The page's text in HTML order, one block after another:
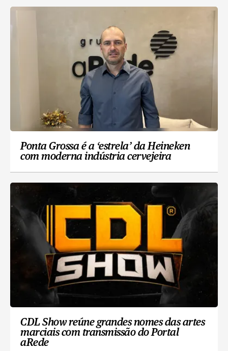
Ponta Grossa é a ‘estrela’ da Heineken
com moderna indústria cervejeira
CDL Show reúne grandes nomes das artes
marciais com transmissão do Portal
aRede